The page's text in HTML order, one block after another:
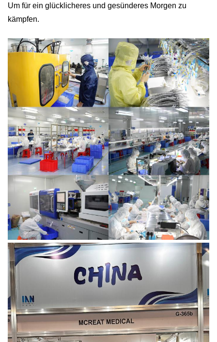
Um für ein glücklicheres und gesünderes Morgen zu
kämpfen.